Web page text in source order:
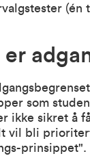
(én
er
som
ikke sikret å
vil bli
prinsippet".